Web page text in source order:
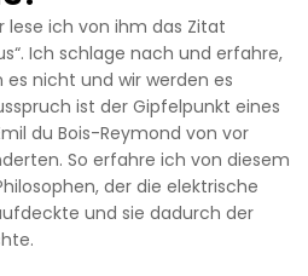
lese ich von ihm das Zitat
Ich schlage nach und erfahre,
es nicht und wir werden es
ist der Gipfelpunkt eines
du Bois-Reymond von vor
So erfahre ich von diesem
der die elektrische
und sie dadurch der